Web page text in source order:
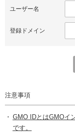
ユーザー名
登録ドメイン
注意事項
GMO IDとはGMOイ
です。